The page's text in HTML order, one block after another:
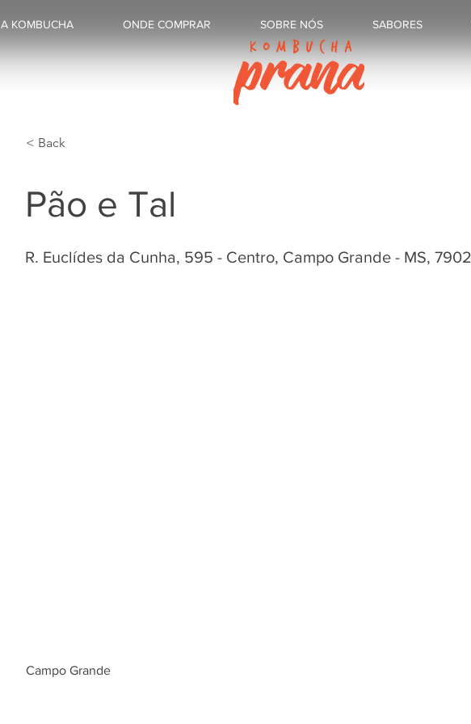
A KOMBUCHA ONDE COMPRAR SOBRE NÓS SABORES
< Back
Pão e Tal
R. Euclídes da Cunha, 595 - Centro, Campo Grande - MS,
Campo Grande